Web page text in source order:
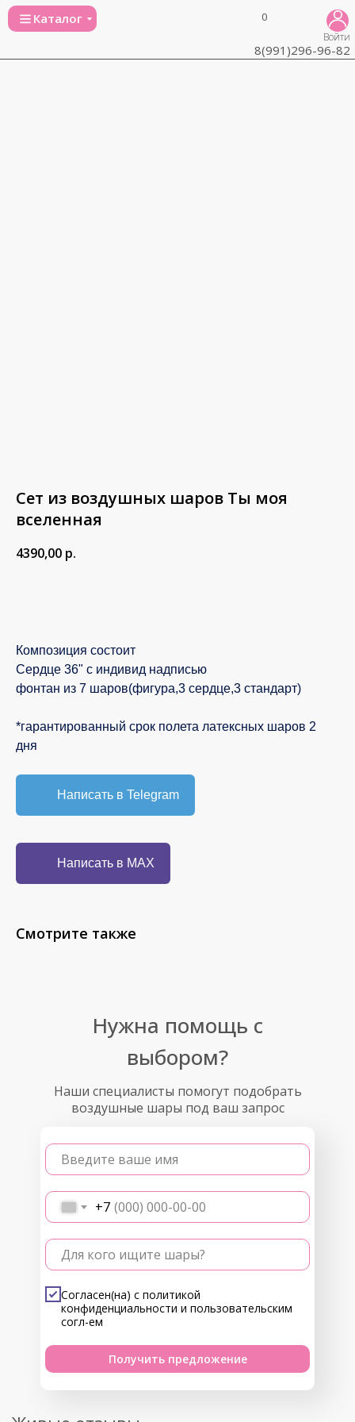
Каталог
Войти
0
8(991)296-96-82
Сет из воздушных шаров Ты моя
вселенная
4390,00 р.
Композиция состоит
Сердце 36" с индивид надписью
фонтан из 7 шаров(фигура,3 сердце,3 стандарт)
*гарантированный срок полета латексных шаров 2
дня
Написать в Telegram
Написать в MAX
Смотрите также
Наши специалисты помогут подобрать
воздушные шары под ваш запрос
Введите ваше имя
+7
Для кого ищите шары?
Согласен(на) с политикой
конфиденциальности и пользовательским
согл-ем
Получить предложение
Нужна помощь с
выбором?